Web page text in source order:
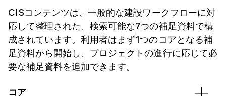
CISコンテンツは、一般的な建設ワークフローに対
応して整理された、検索可能な7つの補足資料で構
成されています。利用者はまず1つのコアとなる補
足資料から開始し、プロジェクトの進行に応じて必
要な補足資料を追加できます。
コア